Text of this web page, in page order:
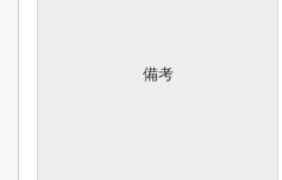
備考